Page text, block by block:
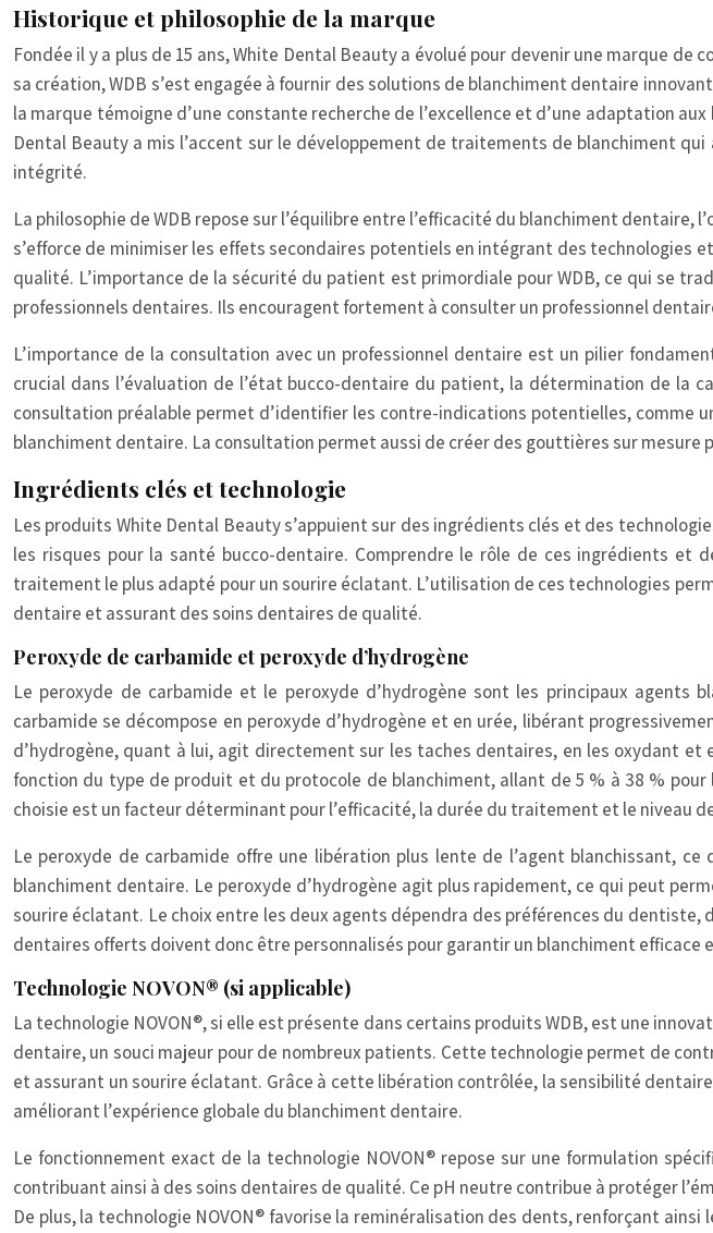
Historique et philosophie de la marque
Fondée il y a plus de 15 ans, White Dental Beauty a évolué pour devenir une marque
sa création, WDB s’est engagée à fournir des solutions de blanchiment dentaire
la marque témoigne d’une constante recherche de l’excellence et d’une adaptation
Dental Beauty a mis l’accent sur le développement de traitements de blanchiment
intégrité.
La philosophie de WDB repose sur l’équilibre entre l’efficacité du blanchiment
s’efforce de minimiser les effets secondaires potentiels en intégrant des
qualité. L’importance de la sécurité du patient est primordiale pour WDB, ce qui se
professionnels dentaires. Ils encouragent fortement à consulter un professionnel
L’importance de la consultation avec un professionnel dentaire est un pilier
crucial dans l’évaluation de l’état bucco-dentaire du patient, la détermination de la
consultation préalable permet d’identifier les contre-indications potentielles, comme
blanchiment dentaire. La consultation permet aussi de créer des gouttières sur
Ingrédients clés et technologie
Les produits White Dental Beauty s’appuient sur des ingrédients clés et des
les risques pour la santé bucco-dentaire. Comprendre le rôle de ces ingrédients et
traitement le plus adapté pour un sourire éclatant. L’utilisation de ces technologies
dentaire et assurant des soins dentaires de qualité.
Peroxyde de carbamide et peroxyde d’hydrogène
Le peroxyde de carbamide et le peroxyde d’hydrogène sont les principaux
carbamide se décompose en peroxyde d’hydrogène et en urée, libérant
d’hydrogène, quant à lui, agit directement sur les taches dentaires, en les oxydant
fonction du type de produit et du protocole de blanchiment, allant de 5 % à 38 %
choisie est un facteur déterminant pour l’efficacité, la durée du traitement et le niveau
Le peroxyde de carbamide offre une libération plus lente de l’agent blanchissant,
blanchiment dentaire. Le peroxyde d’hydrogène agit plus rapidement, ce qui peut
sourire éclatant. Le choix entre les deux agents dépendra des préférences du
dentaires offerts doivent donc être personnalisés pour garantir un blanchiment efficace
Technologie NOVON® (si applicable)
La technologie NOVON®, si elle est présente dans certains produits WDB, est une
dentaire, un souci majeur pour de nombreux patients. Cette technologie permet de
et assurant un sourire éclatant. Grâce à cette libération contrôlée, la sensibilité
améliorant l’expérience globale du blanchiment dentaire.
Le fonctionnement exact de la technologie NOVON® repose sur une formulation
contribuant ainsi à des soins dentaires de qualité. Ce pH neutre contribue à protéger
De plus, la technologie NOVON® favorise la reminéralisation des dents, renforçant